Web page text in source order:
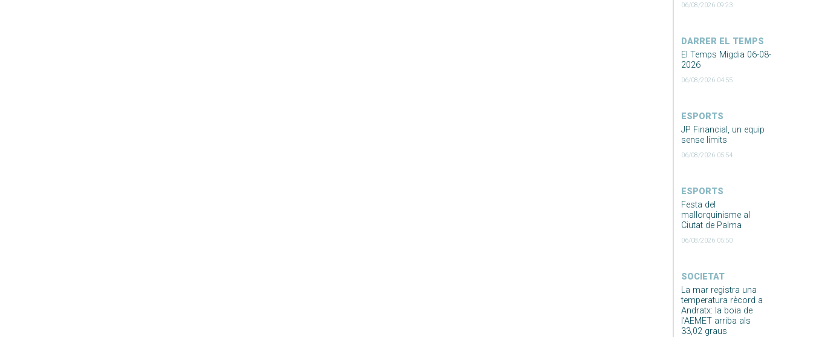
06/08/2026 09:23
DARRER EL TEMPS
El Temps Migdia 06-08-
2026
06/08/2026 04:55
ESPORTS
JP Financial, un equip
sense límits
06/08/2026 05:54
ESPORTS
Festa del
mallorquinisme al
Ciutat de Palma
06/08/2026 05:50
SOCIETAT
La mar registra una
temperatura rècord a
Andratx: la boia de
l’AEMET arriba als
33,02 graus